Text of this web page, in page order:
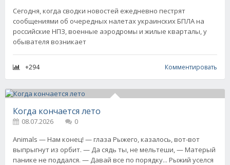
Сегодня, когда сводки новостей ежедневно пестрят
сообщениями об очередных налетах украинских БПЛА на
российские НПЗ, военные аэродромы и жилые кварталы, у
обывателя возникает
+294 Комментировать
Когда кончается лето
08.07.2026
0
Animals — Нам конец! — глаза Рыжего, казалось, вот-вот
выпрыгнут из орбит. — Да сядь ты, не мельтеши, — Матерый
панике не поддался. — Давай все по порядку... Рыжий уселся